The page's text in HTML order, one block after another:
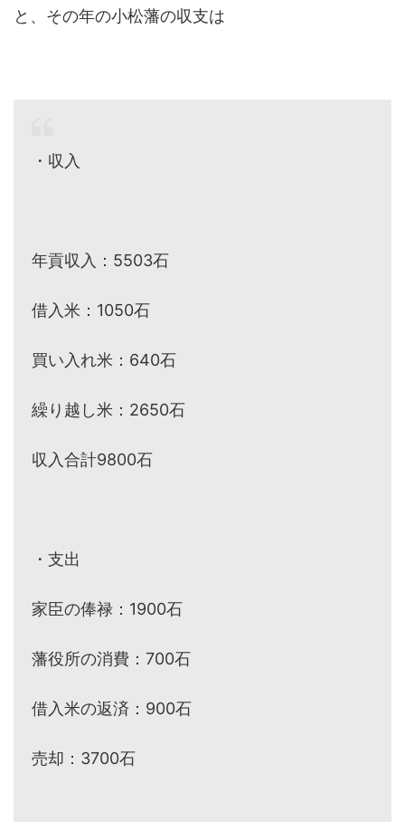
と、その年の小松藩の収支は
・収入
年貢収入：5503石
借入米：1050石
買い入れ米：640石
繰り越し米：2650石
収入合計9800石
・支出
家臣の俸禄：1900石
藩役所の消費：700石
借入米の返済：900石
売却：3700石